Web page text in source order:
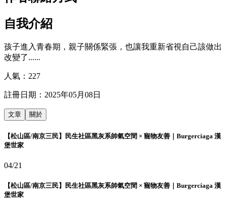
自我介紹
孩子進入青春期，親子關係緊張，也讓我重新省視自己該做出
改變了......
人氣： 227
註冊日期： 2025年05月08日
文章 關於
【松山區/南京三民】民生社區黑灰系帥氣空間 × 寵物友善｜Burgerciaga 漢
堡世家
04/21
【松山區/南京三民】民生社區黑灰系帥氣空間 × 寵物友善｜Burgerciaga 漢
堡世家